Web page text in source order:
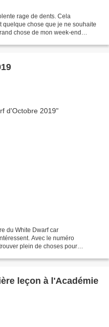
rage de dents. Cela
quelque chose que je ne souhaite
chose de mon week-end
du White Dwarf car
Avec le numéro
plein de choses pour
leçon à l'Académie